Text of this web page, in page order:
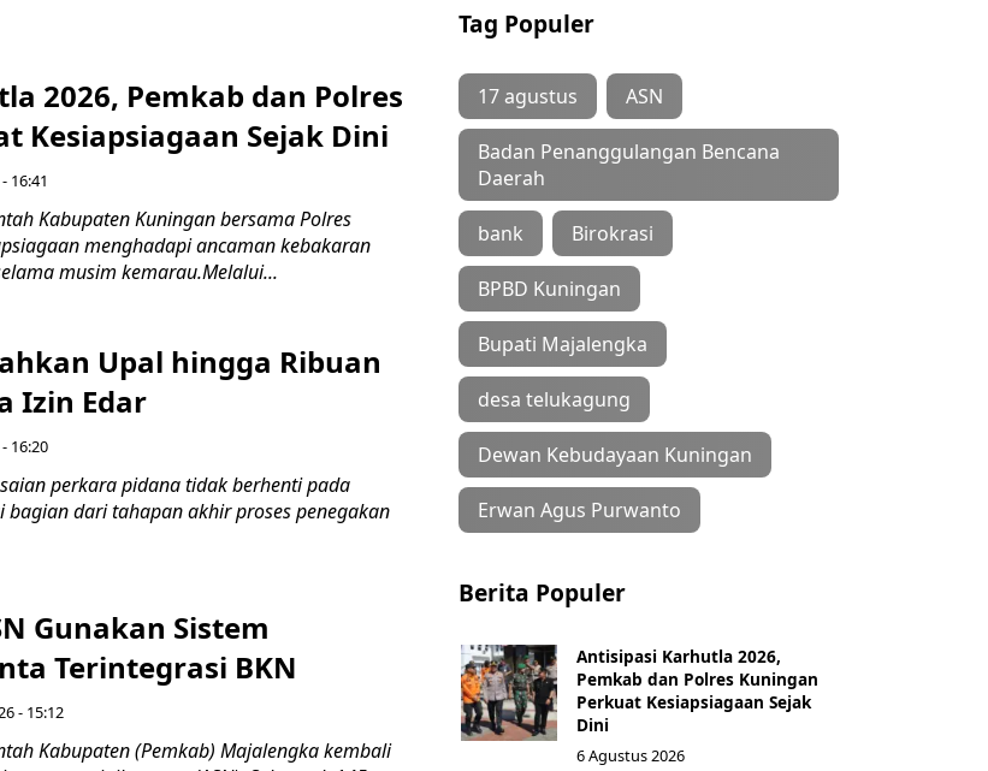
2026, Pemkab dan Polres
Kesiapsiagaan Sejak Dini
16:41
Kabupaten Kuningan bersama Polres
menghadapi ancaman kebakaran
musim kemarau.Melalui...
Upal hingga Ribuan
Izin Edar
16:20
perkara pidana tidak berhenti pada
bagian dari tahapan akhir proses penegakan
Gunakan Sistem
Terintegrasi BKN
- 15:12
Kabupaten (Pemkab) Majalengka kembali
Tag Populer
17 agustus ASN
Badan Penanggulangan Bencana
Daerah
bank Birokrasi
BPBD Kuningan
Bupati Majalengka
desa telukagung
Dewan Kebudayaan Kuningan
Erwan Agus Purwanto
Berita Populer
Antisipasi Karhutla 2026,
Pemkab dan Polres Kuningan
Perkuat Kesiapsiagaan Sejak
Dini
6 Agustus 2026